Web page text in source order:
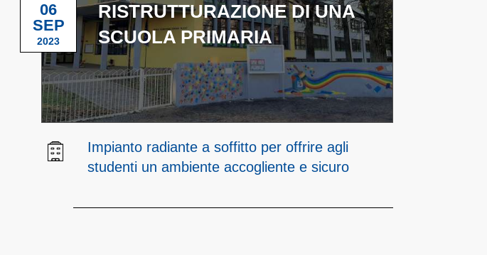
RISTRUTTURAZIONE DI UNA
SCUOLA PRIMARIA
06
SEP
2023
Impianto radiante a soffitto per offrire agli
studenti un ambiente accogliente e sicuro